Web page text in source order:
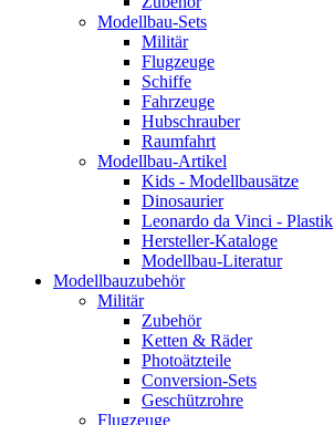
Modellbau-Sets
Militär
Flugzeuge
Schiffe
Fahrzeuge
Hubschrauber
Raumfahrt
Modellbau-Artikel
Kids - Modellbausätze
Dinosaurier
Leonardo da Vinci - Plastik
Hersteller-Kataloge
Modellbau-Literatur
Modellbauzubehör
Militär
Zubehör
Ketten & Räder
Photoätzteile
Conversion-Sets
Geschützrohre
Flugzeuge